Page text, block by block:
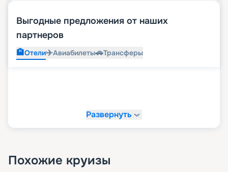
Выгодные предложения от наших
партнеров
🏨Отели✈️Авиабилеты🚗Трансферы
Развернуть
Похожие круизы